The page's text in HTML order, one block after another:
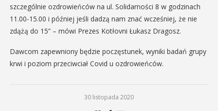
szczególnie ozdrowieńców na ul. Solidarności 8 w godzinach
11.00-15.00 i później jeśli dadzą nam znać wcześniej, że nie
zdążą do 15” – mówi Prezes Kotłovni Łukasz Dragosz.
Dawcom zapewniony będzie poczęstunek, wyniki badań grupy
krwi i poziom przeciwciał Covid u ozdrowieńców.
30 listopada 2020